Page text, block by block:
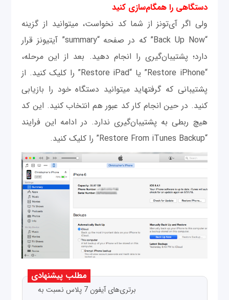
دستگاهی را همگام‌سازی کنید
ولی اگر آی‌تونز از شما کد نخواست، می‫توانید از گزینه
“Back Up Now” که در صفحه “summary” آیتیونز قرار
دارد؛ پشتیبان‌گیری را انجام دهید. بعد از این مرحله،
“Restore iPhone” یا “Restore iPad” را کلیک کنید. از
پشتیبانی که گرفته‫اید می‫توانید دستگاه خود را بازیابی
کنید. در حین انجام کار کد عبور هم انتخاب کنید. این کد
هیچ ربطی به پشتیبان‌گیری ندارد. در ادامه این فرایند
“Restore From iTunes Backup” را کلیک کنید.
مطلب پیشنهادی
برتری‌های آیفون 7 پلاس نسبت به